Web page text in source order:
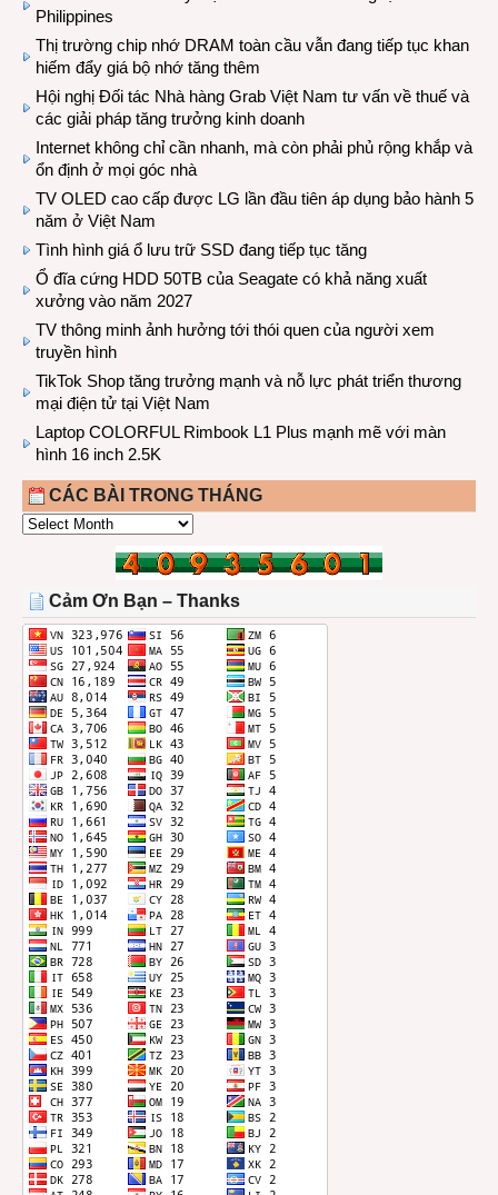
Philippines
Thị trường chip nhớ DRAM toàn cầu vẫn đang tiếp tục khan
hiếm đẩy giá bộ nhớ tăng thêm
Hội nghị Đối tác Nhà hàng Grab Việt Nam tư vấn về thuế và
các giải pháp tăng trưởng kinh doanh
Internet không chỉ cần nhanh, mà còn phải phủ rộng khắp và
ổn định ở mọi góc nhà
TV OLED cao cấp được LG lần đầu tiên áp dụng bảo hành 5
năm ở Việt Nam
Tình hình giá ổ lưu trữ SSD đang tiếp tục tăng
Ổ đĩa cứng HDD 50TB của Seagate có khả năng xuất
xưởng vào năm 2027
TV thông minh ảnh hưởng tới thói quen của người xem
truyền hình
TikTok Shop tăng trưởng mạnh và nỗ lực phát triển thương
mại điện tử tại Việt Nam
Laptop COLORFUL Rimbook L1 Plus mạnh mẽ với màn
hình 16 inch 2.5K
CÁC BÀI TRONG THÁNG
CÁC
THÁNG
Cảm Ơn Bạn – Thanks